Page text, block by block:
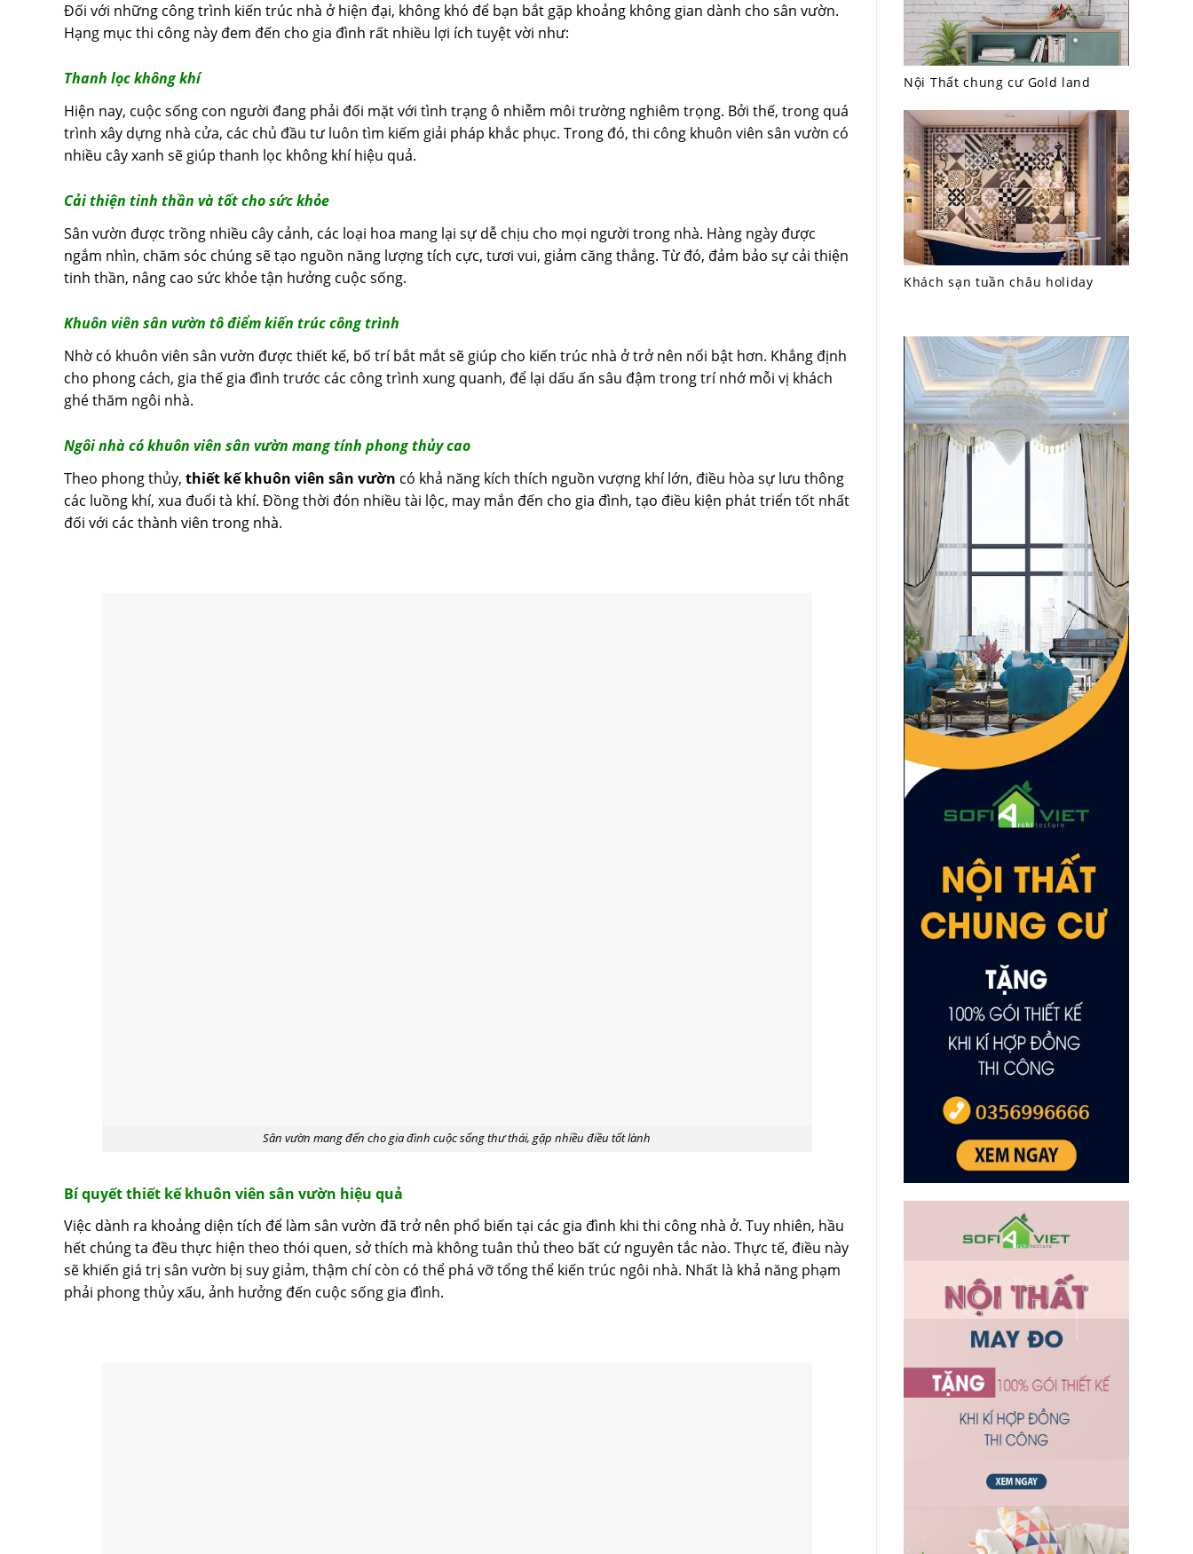
Đối với những công trình kiến trúc nhà ở hiện đại, không khó để bạn bắt gặp khoảng không gian dành cho sân vườn.
Hạng mục thi công này đem đến cho gia đình rất nhiều lợi ích tuyệt vời như:
Thanh lọc không khí
Hiện nay, cuộc sống con người đang phải đối mặt với tình trạng ô nhiễm môi trường nghiêm trọng. Bởi thế, trong quá
trình xây dựng nhà cửa, các chủ đầu tư luôn tìm kiếm giải pháp khắc phục. Trong đó, thi công khuôn viên sân vườn có
nhiều cây xanh sẽ giúp thanh lọc không khí hiệu quả.
Cải thiện tinh thần và tốt cho sức khỏe
Sân vườn được trồng nhiều cây cảnh, các loại hoa mang lại sự dễ chịu cho mọi người trong nhà. Hàng ngày được
ngắm nhìn, chăm sóc chúng sẽ tạo nguồn năng lượng tích cực, tươi vui, giảm căng thẳng. Từ đó, đảm bảo sự cải thiện
tinh thần, nâng cao sức khỏe tận hưởng cuộc sống.
Khuôn viên sân vườn tô điểm kiến trúc công trình
Nhờ có khuôn viên sân vườn được thiết kế, bố trí bắt mắt sẽ giúp cho kiến trúc nhà ở trở nên nổi bật hơn. Khẳng định
cho phong cách, gia thế gia đình trước các công trình xung quanh, để lại dấu ấn sâu đậm trong trí nhớ mỗi vị khách
ghé thăm ngôi nhà.
Ngôi nhà có khuôn viên sân vườn mang tính phong thủy cao
Theo phong thủy, thiết kế khuôn viên sân vườn có khả năng kích thích nguồn vượng khí lớn, điều hòa sự lưu thông
các luồng khí, xua đuổi tà khí. Đồng thời đón nhiều tài lộc, may mắn đến cho gia đình, tạo điều kiện phát triển tốt nhất
đối với các thành viên trong nhà.
Sân vườn mang đến cho gia đình cuộc sống thư thái, gặp nhiều điều tốt lành
Bí quyếtthiết kếkhuôn viên sân vườn hiệu quả
Việc dành ra khoảng diện tích để làm sân vườn đã trở nên phổ biến tại các gia đình khi thi công nhà ở. Tuy nhiên, hầu
hết chúng ta đều thực hiện theo thói quen, sở thích mà không tuân thủ theo bất cứ nguyên tắc nào. Thực tế, điều này
sẽ khiến giá trị sân vườn bị suy giảm, thậm chí còn có thể phá vỡ tổng thể kiến trúc ngôi nhà. Nhất là khả năng phạm
phải phong thủy xấu, ảnh hưởng đến cuộc sống gia đình.
Nội Thất chung cư Gold land
Khách sạn tuần châu holiday